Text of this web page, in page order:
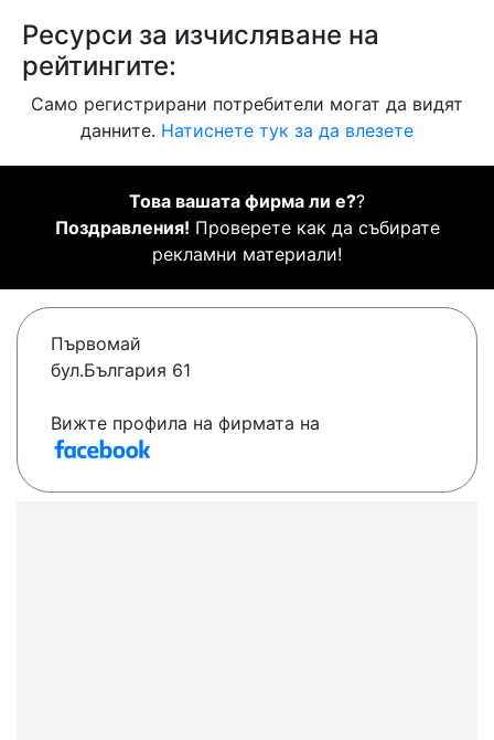
Ресурси за изчисляване на
рейтингите:
Само регистрирани потребители могат да видят
данните. Натиснете тук за да влезете
Това вашата фирма ли е??
Поздравления! Проверете как да събирате
рекламни материали!
Първомай
бул.България 61
Вижте профила на фирмата на